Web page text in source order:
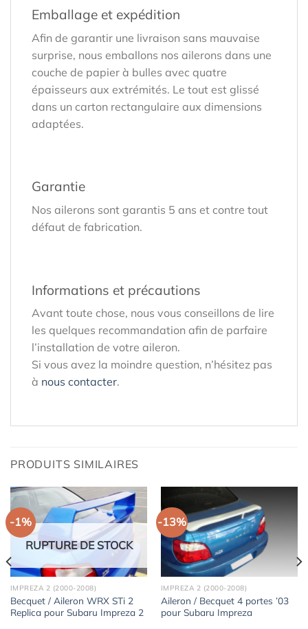
Emballage et expédition
Afin de garantir une livraison sans mauvaise
surprise, nous emballons nos ailerons dans une
couche de papier à bulles avec quatre
épaisseurs aux extrémités. Le tout est glissé
dans un carton rectangulaire aux dimensions
adaptées.
Garantie
Nos ailerons sont garantis 5 ans et contre tout
défaut de fabrication.
Informations et précautions
Avant toute chose, nous vous conseillons de lire
les quelques recommandation afin de parfaire
l’installation de votre aileron.
Si vous avez la moindre question, n’hésitez pas
à nous contacter.
PRODUITS SIMILAIRES
-1%
RUPTURE DE STOCK
IMPREZA 2 (2000-2008)
Becquet / Aileron WRX STi 2
Replica pour Subaru Impreza 2
-13%
IMPREZA 2 (2000-2008)
Aileron / Becquet 4 portes ’03
pour Subaru Impreza